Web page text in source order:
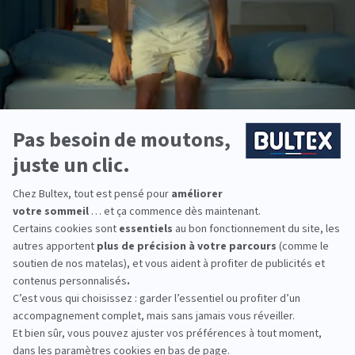
DÉCOUVRIR
DÉCOUVREZ NOS MATELAS BULTEX
Vous aimerezaussi
Cauchemars et mauvais rêves